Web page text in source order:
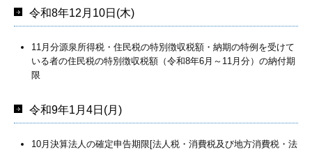
令和8年12月10日(木)
11月分源泉所得税・住民税の特別徴収税額・納期の特例を受けて
いる者の住民税の特別徴収税額（令和8年6月～11月分）の納付期
限
令和9年1月4日(月)
10月決算法人の確定申告期限[法人税・消費税及び地方消費税・法